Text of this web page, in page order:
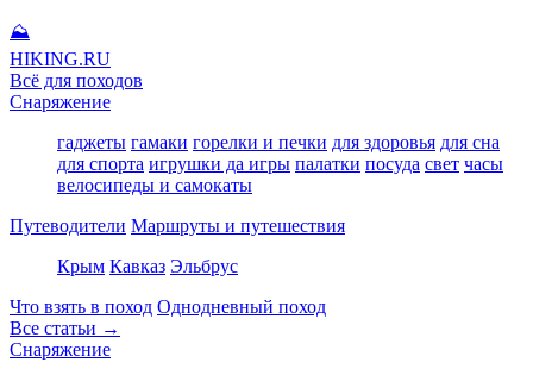
⛰
HIKING.RU
Всё для походов
Снаряжение
гаджеты гамаки горелки и печки для здоровья для сна
для спорта игрушки да игры палатки посуда свет часы
велосипеды и самокаты
Путеводители Маршруты и путешествия
Крым Кавказ Эльбрус
Что взять в поход Однодневный поход
Все статьи →
Снаряжение